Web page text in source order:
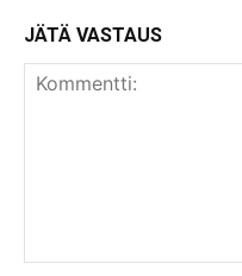
JÄTÄ VASTAUS